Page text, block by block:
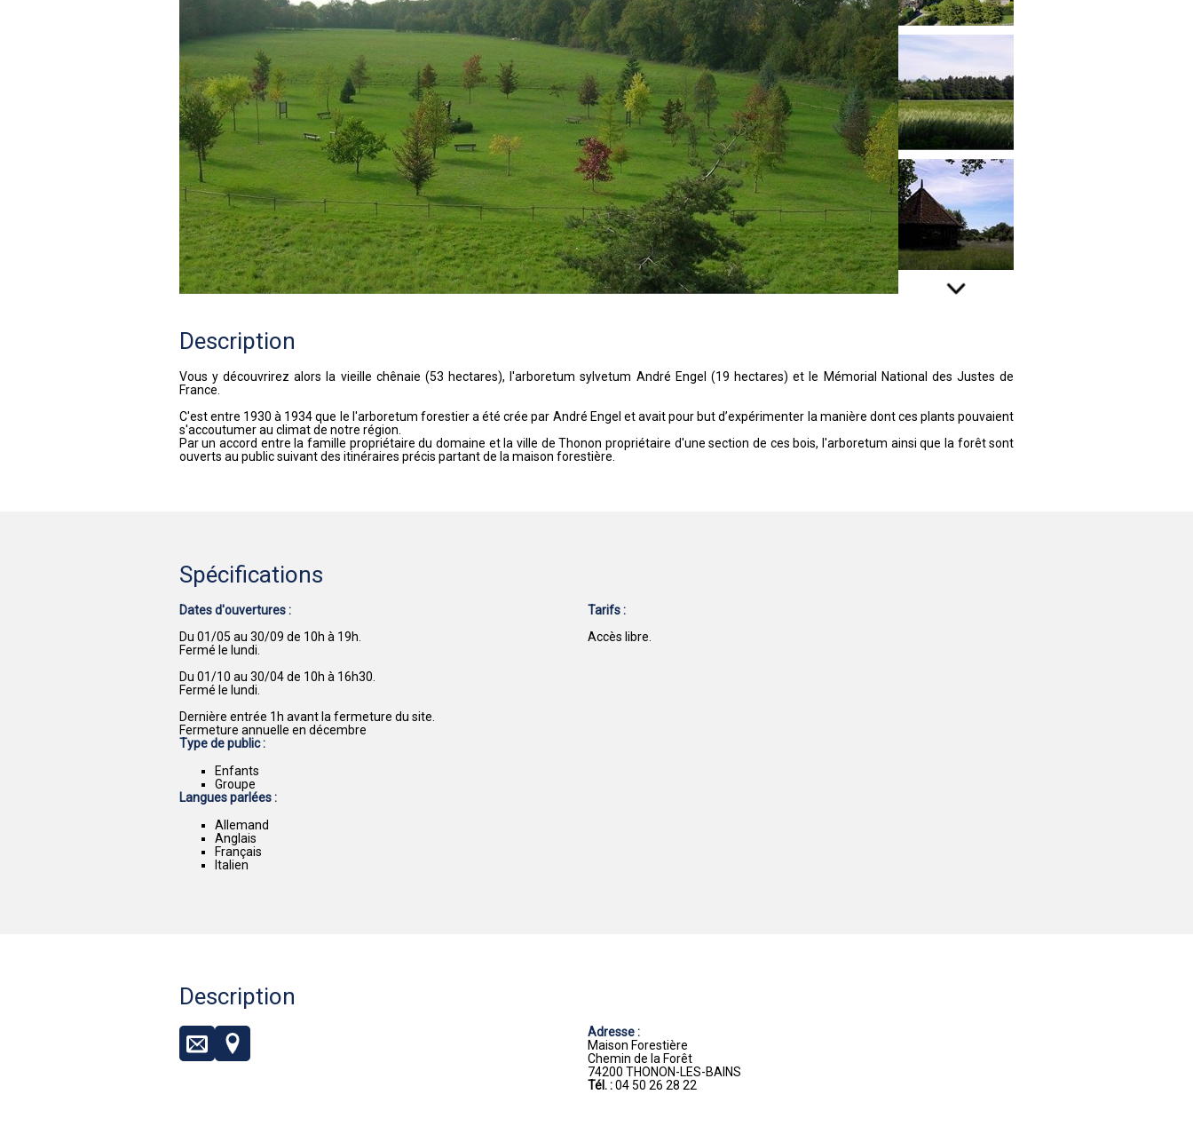
Description
Vous y découvrirez alors la vieille chênaie (53 hectares), l'arboretum sylvetum André Engel (19 hectares) et le Mémorial National des Justes de
France.
C'est entre 1930 à 1934 que le l'arboretum forestier a été crée par André Engel et avait pour but d’expérimenter la manière dont ces plants pouvaient
s'accoutumer au climat de notre région.
Par un accord entre la famille propriétaire du domaine et la ville de Thonon propriétaire d'une section de ces bois, l'arboretum ainsi que la forêt sont
ouverts au public suivant des itinéraires précis partant de la maison forestière.
Spécifications
Dates d'ouvertures :
Du 01/05 au 30/09 de 10h à 19h.
Fermé le lundi.
Du 01/10 au 30/04 de 10h à 16h30.
Fermé le lundi.
Dernière entrée 1h avant la fermeture du site.
Fermeture annuelle en décembre
Type de public :
Enfants
Groupe
Langues parlées :
Allemand
Anglais
Français
Italien
Tarifs :
Accès libre.
Description
Adresse :
Maison Forestière
Chemin de la Forêt
74200 THONON-LES-BAINS
Tél. :04 50 26 28 22